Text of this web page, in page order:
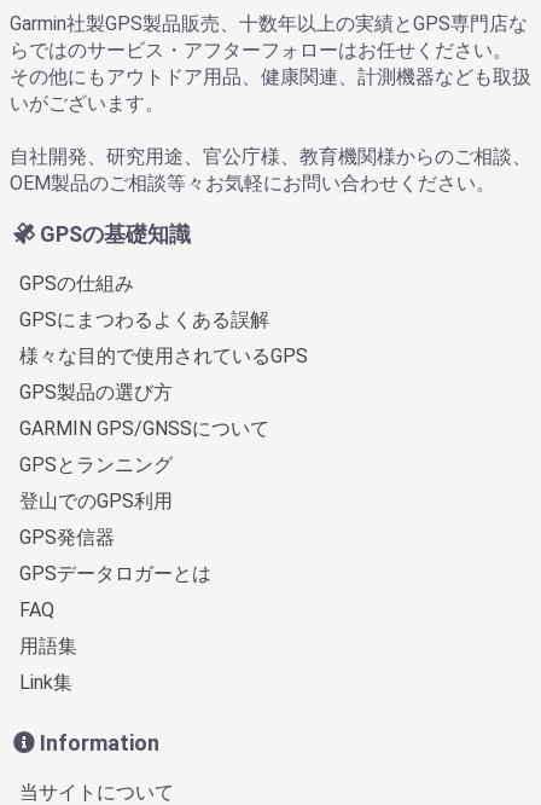
Garmin社製GPS製品販売、十数年以上の実績とGPS専門店な
らではのサービス・アフターフォローはお任せください。
その他にもアウトドア用品、健康関連、計測機器なども取扱
いがございます。
自社開発、研究用途、官公庁様、教育機関様からのご相談、
OEM製品のご相談等々お気軽にお問い合わせください。
GPSの基礎知識
GPSの仕組み
GPSにまつわるよくある誤解
様々な目的で使用されているGPS
GPS製品の選び方
GARMIN GPS/GNSSについて
GPSとランニング
登山でのGPS利用
GPS発信器
GPSデータロガーとは
FAQ
用語集
Link集
Information
当サイトについて